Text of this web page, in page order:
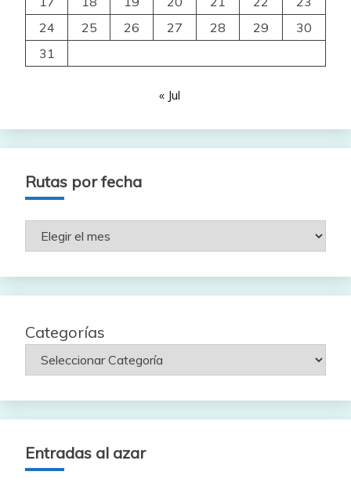
24
25 26 27 28 29
30
31
« Jul
Rutas por fecha
Rutas
por
Categorías
Entradas al azar